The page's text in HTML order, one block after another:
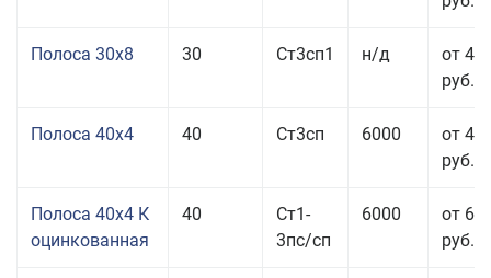
Полоса 30x8 30 Ст3сп1 н/д
от 44
руб.
Полоса 40x4 40 Ст3сп 6000
от 43
руб.
Полоса 40x4 К
оцинкованная
40
Ст1-
3пс/сп
6000
от 68
руб.